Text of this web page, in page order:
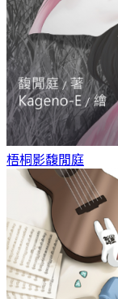
梧桐影馥閒庭